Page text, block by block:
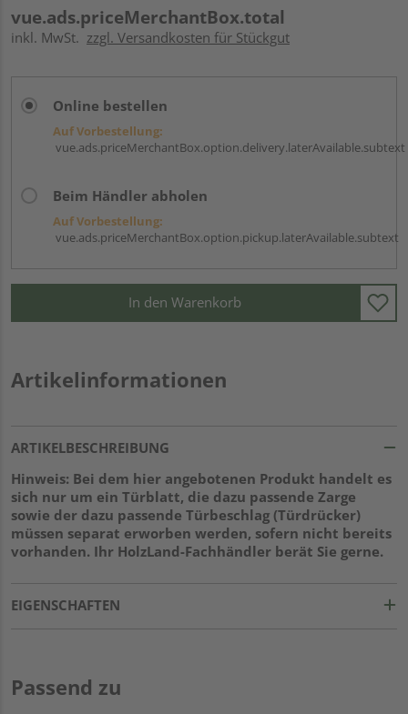
vue.ads.priceMerchantBox.total
inkl. MwSt. zzgl. Versandkosten für Stückgut
Online bestellen
Auf Vorbestellung:
vue.ads.priceMerchantBox.option.delivery.laterAvailable.subtext
Beim Händler abholen
Auf Vorbestellung:
vue.ads.priceMerchantBox.option.pickup.laterAvailable.subtext
In den Warenkorb
Artikelinformationen
ARTIKELBESCHREIBUNG
Hinweis: Bei dem hier angebotenen Produkt handelt es
sich nur um ein Türblatt, die dazu passende Zarge
sowie der dazu passende Türbeschlag (Türdrücker)
müssen separat erworben werden, sofern nicht bereits
vorhanden. Ihr HolzLand-Fachhändler berät Sie gerne.
EIGENSCHAFTEN
Passend zu